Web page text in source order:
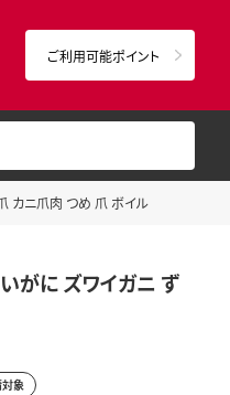
ご利用可能ポイント
カニ爪肉 つめ 爪 ボイル
がに ズワイガニ ず
対象